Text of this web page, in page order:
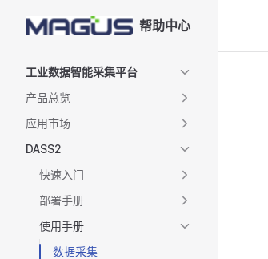
Skip to content 帮助中心
工业数据智能采集平台
产品总览
应用市场
DASS2
快速入门
部署手册
使用手册
数据采集